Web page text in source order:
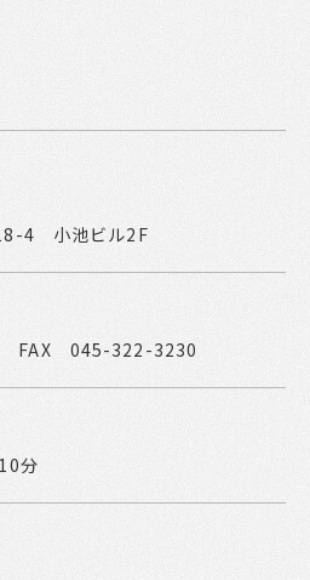
4 小池ビル2F
045-322-3230
分